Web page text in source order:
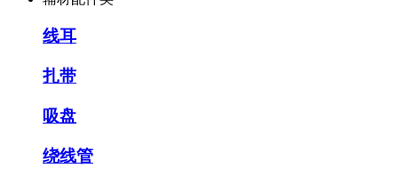
线耳
扎带
吸盘
绕线管